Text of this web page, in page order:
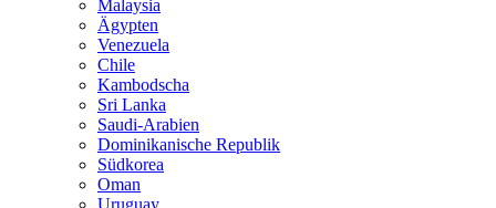
Malaysia
Ägypten
Venezuela
Chile
Kambodscha
Sri Lanka
Saudi-Arabien
Dominikanische Republik
Südkorea
Oman
Uruguay